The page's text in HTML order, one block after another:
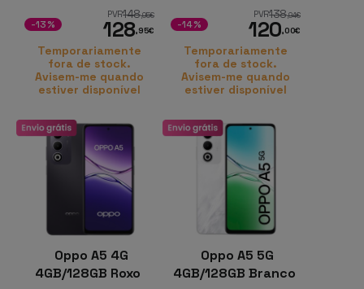
PVR148,95€
128,95€
-13%
Temporariamente
fora de stock.
Avisem-me quando
estiver disponível
PVR138,94€
120,00€
-14%
Temporariamente
fora de stock.
Avisem-me quando
estiver disponível
Oppo A5 4G
4GB/128GB Roxo
Oppo A5 5G
4GB/128GB Branco